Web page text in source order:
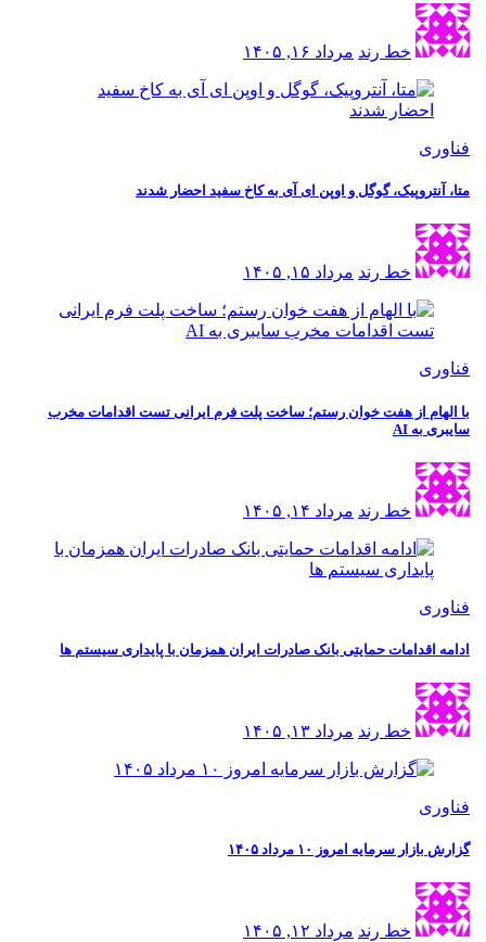
خط رند مرداد ۱۶, ۱۴۰۵
فناوری
متا، آنتروپیک، گوگل و اوپن ای آی به کاخ سفید احضار شدند
خط رند مرداد ۱۵, ۱۴۰۵
فناوری
با الهام از هفت خوان رستم؛ ساخت پلت فرم ایرانی تست اقدامات مخرب
سایبری به AI
خط رند مرداد ۱۴, ۱۴۰۵
فناوری
ادامه اقدامات حمایتی بانک صادرات ایران همزمان با پایداری سیستم ها
خط رند مرداد ۱۳, ۱۴۰۵
فناوری
گزارش بازار سرمایه امروز ۱۰ مرداد ۱۴۰۵
خط رند مرداد ۱۲, ۱۴۰۵